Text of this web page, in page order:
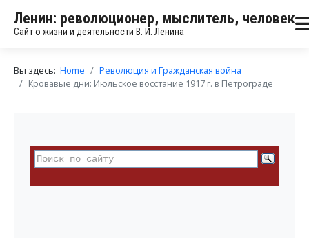
Ленин: революционер, мыслитель, человек
Сайт о жизни и деятельности В. И. Ленина
Вы здесь: Home
Революция и Гражданская война
Кровавые дни: Июльское восстание 1917 г. в Петрограде